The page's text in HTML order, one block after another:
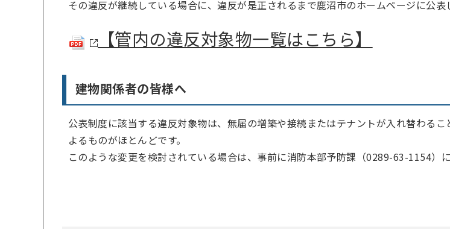
その違反が継続している場合に、違反が是正されるまで鹿沼市のホームページに公表
【管内の違反対象物一覧はこちら】
建物関係者の皆様へ
公表制度に該当する違反対象物は、無届の増築や接続またはテナントが入れ替わるこ
よるものがほとんどです。
このような変更を検討されている場合は、事前に消防本部予防課（0289-63-1154）に